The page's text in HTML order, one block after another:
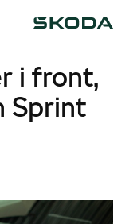
i front,
Sprint